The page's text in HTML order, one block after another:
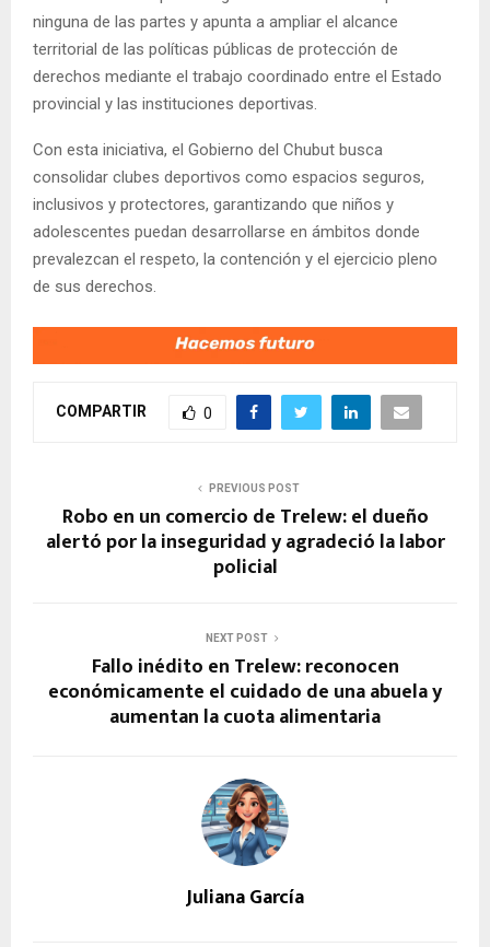
ninguna de las partes y apunta a ampliar el alcance
territorial de las políticas públicas de protección de
derechos mediante el trabajo coordinado entre el Estado
provincial y las instituciones deportivas.
Con esta iniciativa, el Gobierno del Chubut busca
consolidar clubes deportivos como espacios seguros,
inclusivos y protectores, garantizando que niños y
adolescentes puedan desarrollarse en ámbitos donde
prevalezcan el respeto, la contención y el ejercicio pleno
de sus derechos.
COMPARTIR 0
PREVIOUS POST
Robo en un comercio de Trelew: el dueño
alertó por la inseguridad y agradeció la labor
policial
NEXT POST
Fallo inédito en Trelew: reconocen
económicamente el cuidado de una abuela y
aumentan la cuota alimentaria
Juliana García